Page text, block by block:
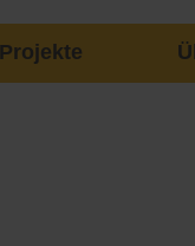
Projekte